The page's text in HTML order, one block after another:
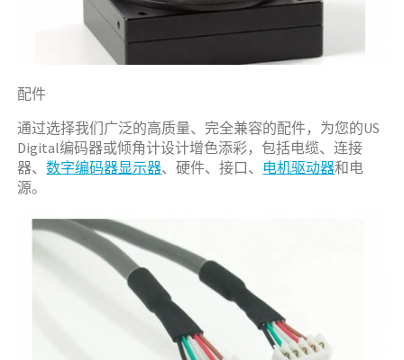
配件
通过选择我们广泛的高质量、完全兼容的配件，为您的US
Digital编码器或倾角计设计增色添彩，包括电缆、连接
器、数字编码器显示器、硬件、接口、 电机驱动器和电
源。